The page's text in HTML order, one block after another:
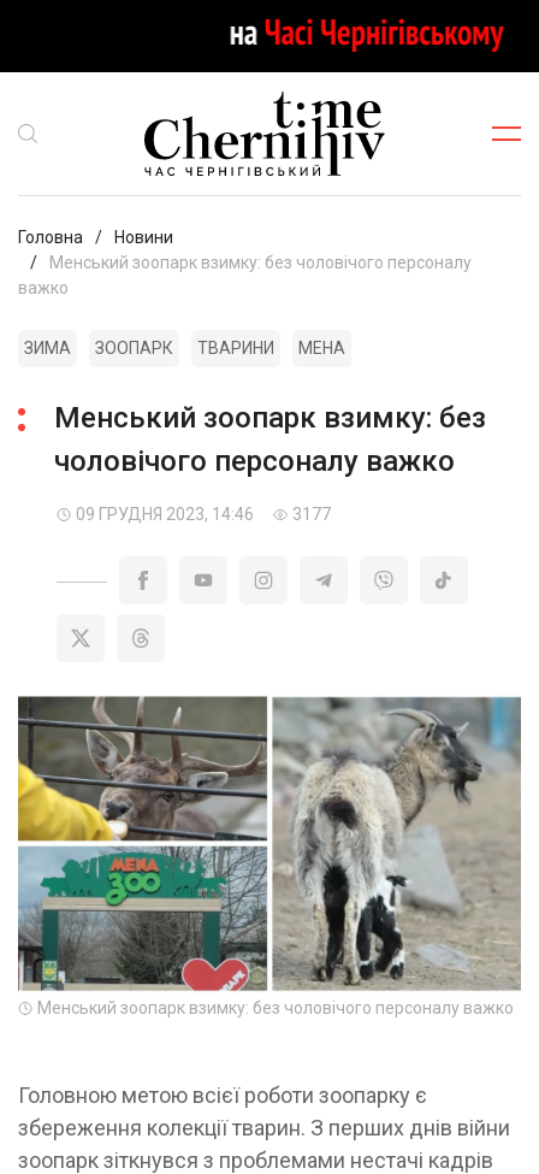
Головна
Новини
Менський зоопарк взимку: без чоловічого персоналу
важко
ЗИМА ЗООПАРК ТВАРИНИ МЕНА
Менський зоопарк взимку: без
чоловічого персоналу важко
09 ГРУДНЯ 2023, 14:46 3177
Менський зоопарк взимку: без чоловічого персоналу важко
​Головною метою всієї роботи зоопарку є
збереження колекції тварин. З перших днів війни
зоопарк зіткнувся з проблемами нестачі кадрів